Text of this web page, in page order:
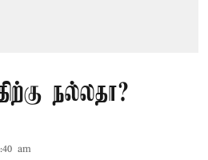
நல்லதா?
am